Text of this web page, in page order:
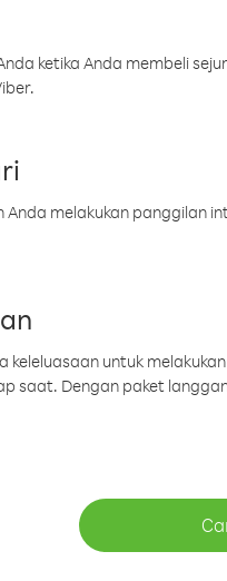
ketika Anda membeli
Anda melakukan panggilan
keleluasaan untuk
saat. Dengan paket